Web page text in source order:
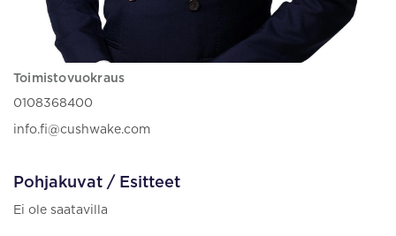
Toimistovuokraus
0108368400
info.fi@cushwake.com
Pohjakuvat / Esitteet
Ei ole saatavilla